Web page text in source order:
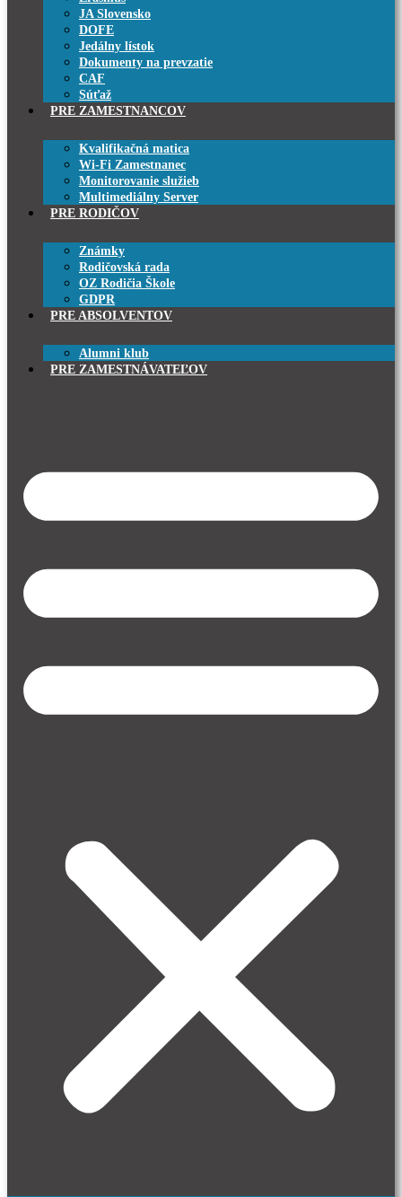
JA Slovensko
DOFE
Jedálny lístok
Dokumenty na prevzatie
CAF
Súťaž
PRE ZAMESTNANCOV
Kvalifikačná matica
Wi-Fi Zamestnanec
Monitorovanie služieb
Multimediálny Server
PRE RODIČOV
Známky
Rodičovská rada
OZ Rodičia Škole
GDPR
PRE ABSOLVENTOV
Alumni klub
PRE ZAMESTNÁVATEĽOV